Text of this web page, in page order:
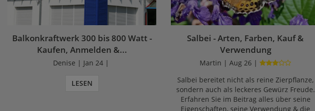
Balkonkraftwerk 300 bis 800 Watt -
Kaufen, Anmelden &...
Denise | Jan 24 |
LESEN
Salbei - Arten, Farben, Kauf &
Verwendung
Martin | Aug 26 |
Salbei bereitet nicht als reine Zierpflanze,
sondern auch als leckeres Gewürz Freude.
Erfahren Sie im Beitrag alles über seine
Eigenschaften, seine Verwendung & die